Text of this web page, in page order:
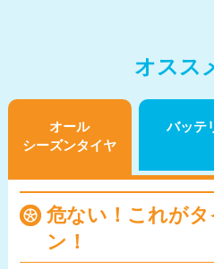
オスス
オール
シーズンタイヤ
バッテ
危ない！これが
ン！